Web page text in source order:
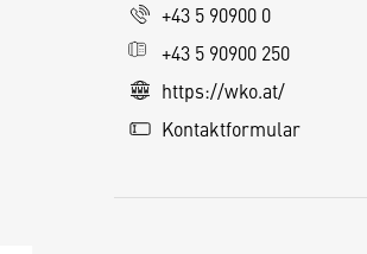
+43 5 90900 0
+43 5 90900 250
https://wko.at/
Kontaktformular